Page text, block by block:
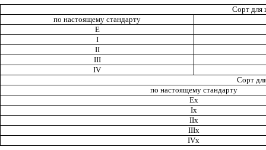
Сорт для
по настоящему стандарту
Е
I
II
III
IV
Сорт
по настоящему стандарту
Ех
Iх
IIx
IIIx
IVx